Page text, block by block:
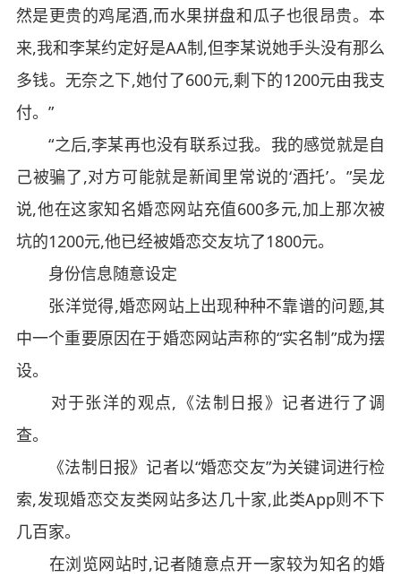
然是更贵的鸡尾酒,而水果拼盘和瓜子也很昂贵。本
来,我和李某约定好是AA制,但李某说她手头没有那么
多钱。无奈之下,她付了600元,剩下的1200元由我支
付。”
“之后,李某再也没有联系过我。我的感觉就是自
己被骗了,对方可能就是新闻里常说的‘酒托’。”吴龙
说,他在这家知名婚恋网站充值600多元,加上那次被
坑的1200元,他已经被婚恋交友坑了1800元。
身份信息随意设定
张洋觉得,婚恋网站上出现种种不靠谱的问题,其
中一个重要原因在于婚恋网站声称的“实名制”成为摆
设。
对于张洋的观点,《法制日报》记者进行了调
查。
《法制日报》记者以“婚恋交友”为关键词进行检
索,发现婚恋交友类网站多达几十家,此类App则不下
几百家。
在浏览网站时,记者随意点开一家较为知名的婚